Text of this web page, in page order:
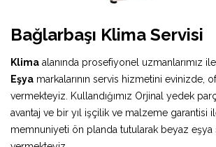
Bağlarbaşı Klima Servisi
Klima alanında prosefiyonel uzmanlarımız ile
Eşya markalarının servis hizmetini evinizde,
vermekteyiz. Kullandığımız Orjinal yedek
avantaj ve bir yıl işçilik ve malzeme garantisi
memnuniyeti ön planda tutularak beyaz eşya